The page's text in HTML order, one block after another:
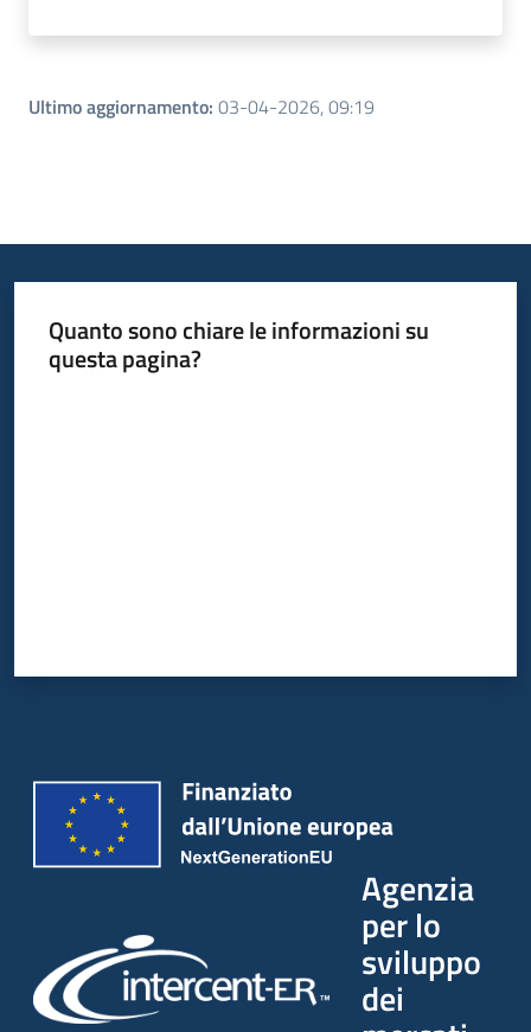
Ultimo aggiornamento: 03-04-2026, 09:19
Quanto sono chiare le informazioni su
questa pagina?
Agenzia
per lo
sviluppo
dei